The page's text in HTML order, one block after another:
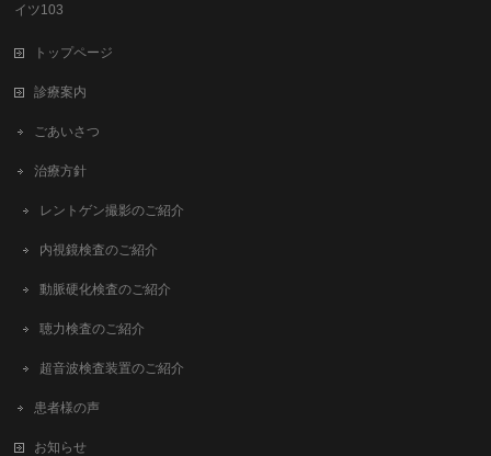
イツ103
トップページ
診療案内
ごあいさつ
治療方針
レントゲン撮影のご紹介
内視鏡検査のご紹介
動脈硬化検査のご紹介
聴力検査のご紹介
超音波検査装置のご紹介
患者様の声
お知らせ